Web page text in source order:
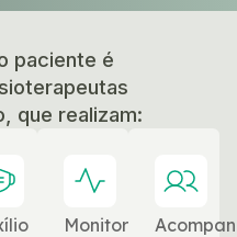
paciente é
, que realizam:
Monitoramento